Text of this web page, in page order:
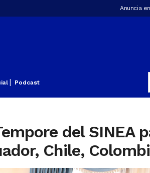
Anuncia
Podcast
del SINEA
Chile,